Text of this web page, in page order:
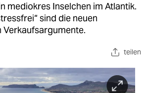
mediokres Inselchen im Atlantik.
sind die neuen
teilen